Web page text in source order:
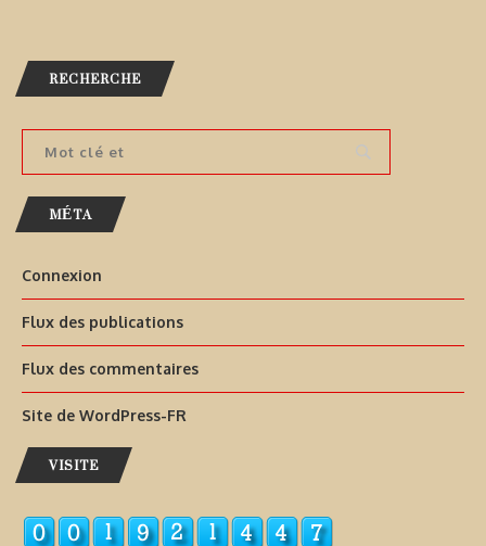
RECHERCHE
MÉTA
Connexion
Flux des publications
Flux des commentaires
Site de WordPress-FR
VISITE